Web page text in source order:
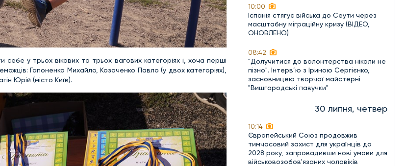
у трьох вікових та трьох вагових категоріях і, хоча перші
Гапоненко Михайло, Козаченко Павло (у двох категоріях),
Юрій (місто Київ).
10:00
Іспанія стягує війська до Сеути через
масштабну міграційну кризу (ВІДЕО,
ОНОВЛЕНО)
08:42
"Долучитися до волонтерства ніколи не
пізно". Інтерв’ю з Іриною Сергієнко,
засновницею творчої майстерні
"Вишгородські павучки"
30 липня, четвер
10:14
Європейський Союз продовжив
тимчасовий захист для українців до
2028 року, запровадивши нові умови для
військовозобов'язаних чоловіків